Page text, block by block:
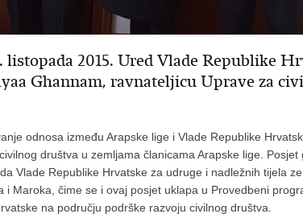
2015. Ured Vlade Republike
Ghannam, ravnateljicu Uprave za
odnosa između Arapske lige i Vlade Republike
društva u zemljama članicama Arapske lige. Posjet
Vlade Republike Hrvatske za udruge i nadležnih tijela
i Maroka, čime se i ovaj posjet uklapa u Provedbeni
na području podrške razvoju civilnog društva.